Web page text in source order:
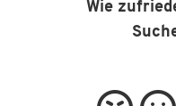
Wie